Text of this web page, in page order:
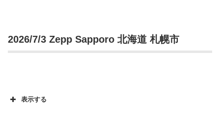
2026/7/3 Zepp Sapporo 北海道 札幌市
表示する